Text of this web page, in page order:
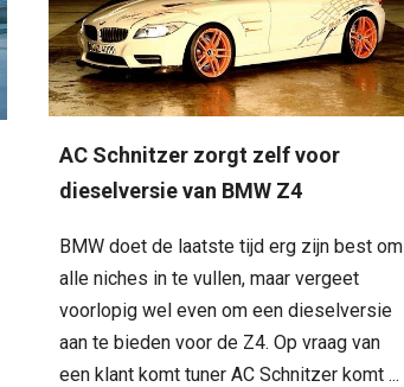
AC Schnitzer zorgt zelf voor
dieselversie van BMW Z4
BMW doet de laatste tijd erg zijn best om
alle niches in te vullen, maar vergeet
voorlopig wel even om een dieselversie
aan te bieden voor de Z4. Op vraag van
een klant komt tuner AC Schnitzer komt ...